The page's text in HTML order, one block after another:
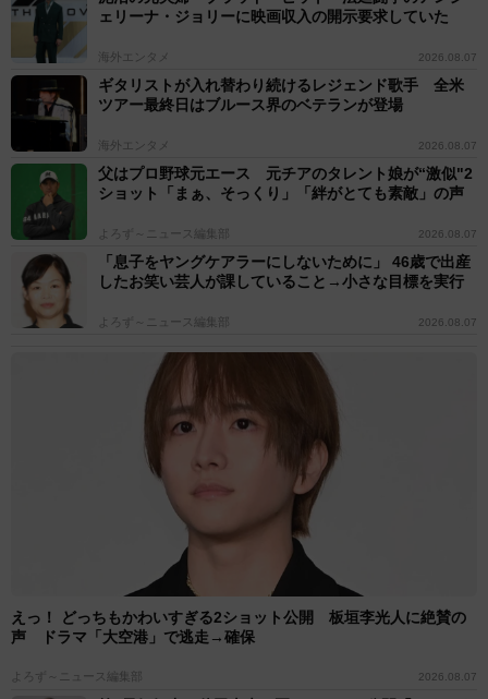
ェリーナ・ジョリーに映画収入の開示要求していた
海外エンタメ 2026.08.07
ギタリストが入れ替わり続けるレジェンド歌手 全米
ツアー最終日はブルース界のベテランが登場
海外エンタメ 2026.08.07
父はプロ野球元エース 元チアのタレント娘が“激似"2
ショット「まぁ、そっくり」「絆がとても素敵」の声
よろず～ニュース編集部 2026.08.07
「息子をヤングケアラーにしないために」 46歳で出産
したお笑い芸人が課していること→小さな目標を実行
よろず～ニュース編集部 2026.08.07
えっ！ どっちもかわいすぎる2ショット公開 板垣李光人に絶賛の
声 ドラマ「大空港」で逃走→確保
よろず～ニュース編集部 2026.08.07